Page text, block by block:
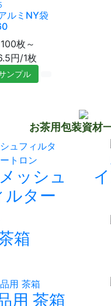
ルミNY袋
枚～
円/1枚
ンプル
お茶用包装資材
ッシュ
ルター
箱
用 茶箱